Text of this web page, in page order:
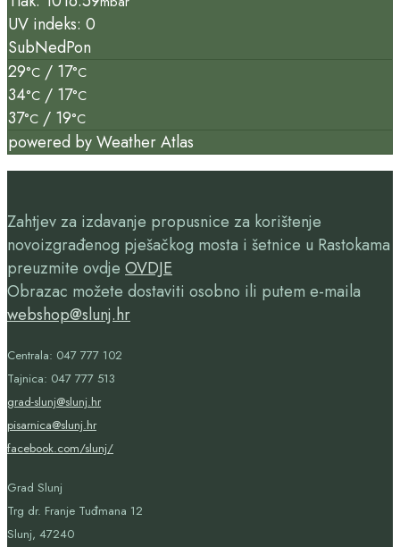
UV indeks: 0
SubNedPon
29°C / 17°C
34°C / 17°C
37°C / 19°C
powered byWeather Atlas
Zahtjev za izdavanje propusnice za korištenje
novoizgrađenog pješačkog mosta i šetnice u Rastokama
preuzmite ovdje OVDJE
Obrazac možete dostaviti osobno ili putem e-maila
webshop@slunj.hr
Centrala: 047 777 102
Tajnica: 047 777 513
grad-slunj@slunj.hr
pisarnica@slunj.hr
facebook.com/slunj/
Grad Slunj
Trg dr. Franje Tuđmana 12
Slunj, 47240